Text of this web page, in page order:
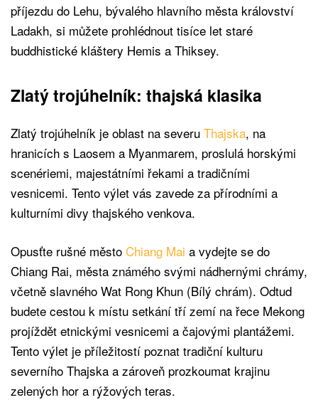
příjezdu do Lehu, bývalého hlavního města království
Ladakh, si můžete prohlédnout tisíce let staré
buddhistické kláštery Hemis a Thiksey.
Zlatý trojúhelník: thajská klasika
Zlatý trojúhelník je oblast na severu Thajska, na
hranicích s Laosem a Myanmarem, proslulá horskými
scenériemi, majestátními řekami a tradičními
vesnicemi. Tento výlet vás zavede za přírodními a
kulturními divy thajského venkova.
Opusťte rušné město Chiang Mai a vydejte se do
Chiang Rai, města známého svými nádhernými chrámy,
včetně slavného Wat Rong Khun (Bílý chrám). Odtud
budete cestou k místu setkání tří zemí na řece Mekong
projíždět etnickými vesnicemi a čajovými plantážemi.
Tento výlet je příležitostí poznat tradiční kulturu
severního Thajska a zároveň prozkoumat krajinu
zelených hor a rýžových teras.